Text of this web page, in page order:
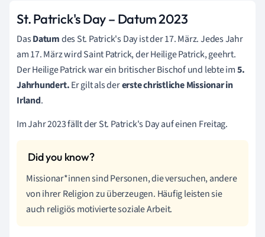
St. Patrick's Day – Datum 2023
DasDatumdes St. Patrick's Day ist der 17. März. Jedes Jahr
am 17. März wird Saint Patrick, der Heilige Patrick, geehrt.
Der Heilige Patrick war ein britischer Bischof und lebte im5.
Jahrhundert.Er gilt als dererstechristliche Missionar in
Irland.
Im Jahr 2023 fällt der St. Patrick's Day auf einen Freitag.
Missionar*innen sind Personen, die versuchen, andere
von ihrer Religion zu überzeugen. Häufig leisten sie
auch religiös motivierte soziale Arbeit.